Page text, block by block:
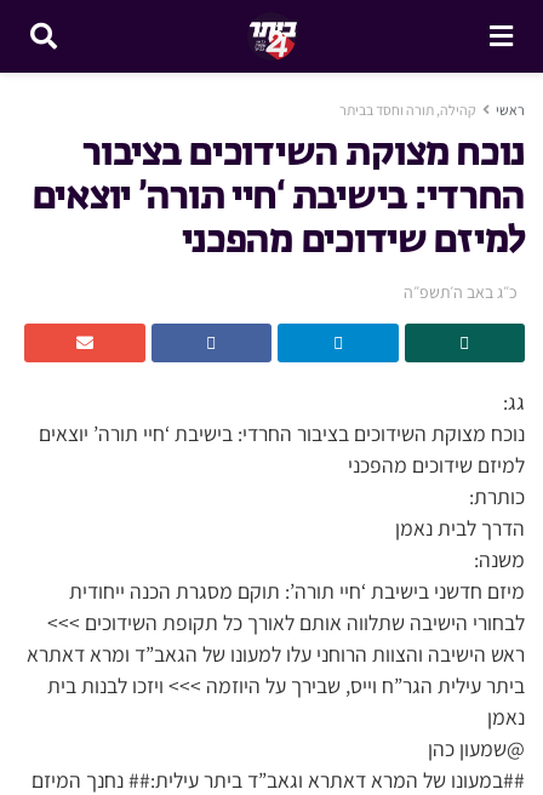
ראשי קהילה, תורה וחסד בביתר
נוכח מצוקת השידוכים בציבור
החרדי: בישיבת ‘חיי תורה’ יוצאים
למיזם שידוכים מהפכני
כ״ג באב ה׳תשפ״ה
גג:
נוכח מצוקת השידוכים בציבור החרדי: בישיבת ‘חיי תורה’ יוצאים
למיזם שידוכים מהפכני
כותרת:
הדרך לבית נאמן
משנה:
מיזם חדשני בישיבת ‘חיי תורה’: תוקם מסגרת הכנה ייחודית
לבחורי הישיבה שתלווה אותם לאורך כל תקופת השידוכים >>>
ראש הישיבה והצוות הרוחני עלו למעונו של הגאב”ד ומרא דאתרא
ביתר עילית הגר”ח וייס, שבירך על היוזמה >>> ויזכו לבנות בית
נאמן
@שמעון כהן
##במעונו של המרא דאתרא וגאב”ד ביתר עילית:## נחנך המיזם